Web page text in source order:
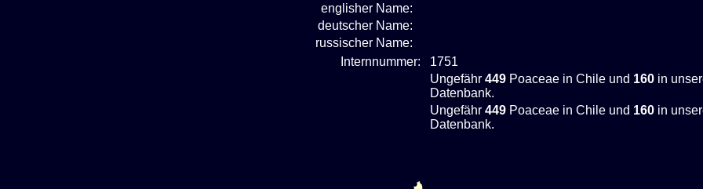
englisher Name:
deutscher Name:
russischer Name:
Internnummer:
1751
Ungefähr 449 Poaceae in Chile und 160 in
Datenbank.
Ungefähr 449 Poaceae in Chile und 160 in
Datenbank.